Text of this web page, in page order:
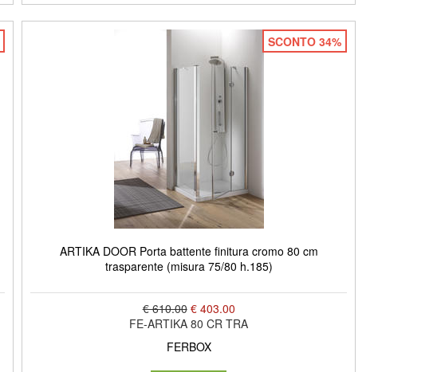
SCONTO 34%
ARTIKA DOOR Porta battente finitura cromo 80 cm
trasparente (misura 75/80 h.185)
€ 610.00 € 403.00
FE-ARTIKA 80 CR TRA
FERBOX